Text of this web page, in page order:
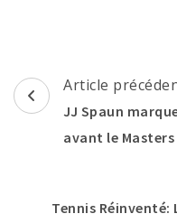
Navigation
d'article
Article
JJ Spaun
avant le Masters
Tennis Réinventé: